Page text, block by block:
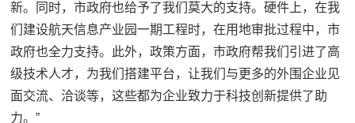
新。同时，市政府也给予了我们莫大的支持。硬件上，在我
们建设航天信息产业园一期工程时，在用地审批过程中，市
政府也全力支持。此外，政策方面，市政府帮我们引进了高
级技术人才，为我们搭建平台，让我们与更多的外围企业见
面交流、洽谈等，这些都为企业致力于科技创新提供了助
力。”